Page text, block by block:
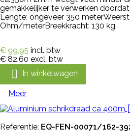
gemakkelijker te verwerken
Lengte: ongeveer 350
Ohm/meterBreekkracht: 130 kg.
€ 99,95 incl. btw
€ 82,60 excl. btw
 In winkelwagen
Meer
Referentie: EQ-FEN-00071/162-